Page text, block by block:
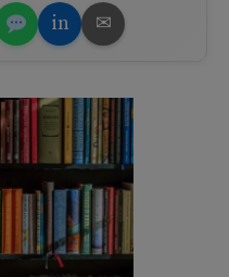
in ✉